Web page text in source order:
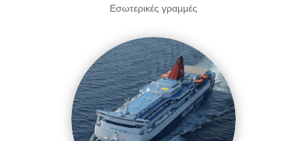
Εσωτερικές γραμμές